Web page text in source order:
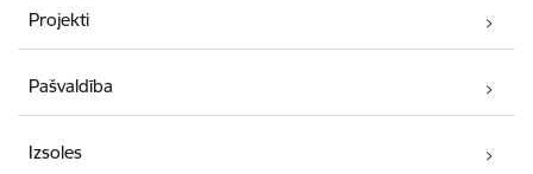
Projekti
Pašvaldība
Izsoles